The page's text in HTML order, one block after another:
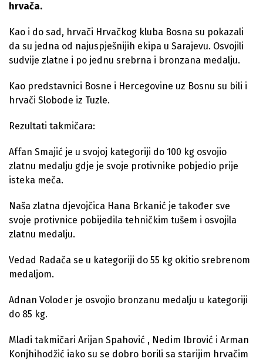
hrvača.
Kao i do sad, hrvači Hrvačkog kluba Bosna su pokazali
da su jedna od najuspješnijih ekipa u Sarajevu. Osvojili
sudvije zlatne i po jednu srebrna i bronzana medalju.
Kao predstavnici Bosne i Hercegovine uz Bosnu su bili i
hrvači Slobode iz Tuzle.
Rezultati takmičara:
Affan Smajić je u svojoj kategoriji do 100 kg osvojio
zlatnu medalju gdje je svoje protivnike pobjedio prije
isteka meča.
Naša zlatna djevojčica Hana Brkanić je također sve
svoje protivnice pobijedila tehničkim tušem i osvojila
zlatnu medalju.
Vedad Radača se u kategoriji do 55 kg okitio srebrenom
medaljom.
Adnan Voloder je osvojio bronzanu medalju u kategoriji
do 85 kg.
Mladi takmičari Arijan Spahović , Nedim Ibrović i Arman
Konjhihodžić iako su se dobro borili sa starijim hrvačim